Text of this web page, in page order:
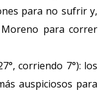
para no sufrir y,
para correr
corriendo 7°): los
auspiciosos para